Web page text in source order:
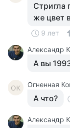
Стригла
же цвет
9 лет
Александр
А вы
ОК Огненная
А что?
Александр